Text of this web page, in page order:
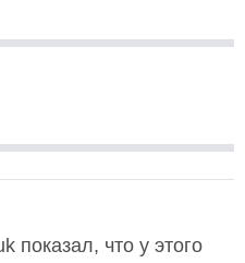
показал, что у этого